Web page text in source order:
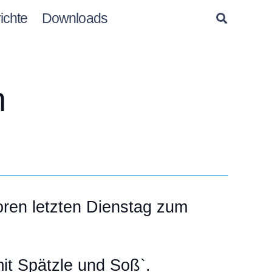
Downloads
letzten Dienstag zum
Spätzle und Soß`.